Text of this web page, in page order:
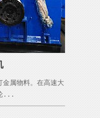
金属物料。在高速大
...